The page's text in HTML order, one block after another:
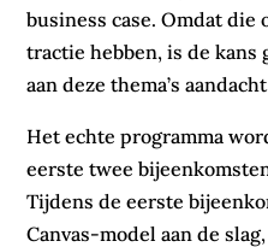
business case. Omdat
tractie hebben, is de kans
aan deze thema’s
Het echte programma
eerste twee
Tijdens de eerste
Canvas-model aan de